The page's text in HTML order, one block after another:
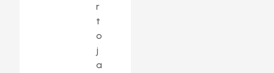
r
t
o
j
a